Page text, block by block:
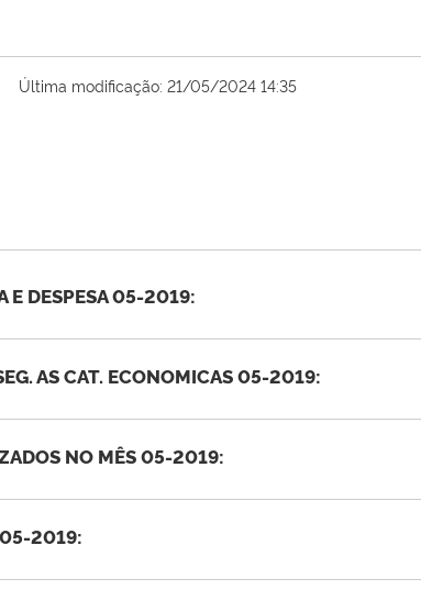
Última modificação: 21/05/2024 14:35
E DESPESA 05-2019:
AS CAT. ECONOMICAS 05-2019:
NO MÊS 05-2019:
05-2019: